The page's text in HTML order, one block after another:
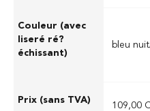
bleu
109,00